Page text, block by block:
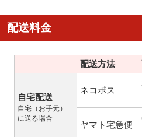
配送料金
配送方法
自宅配送
自宅（お手元）
に送る場合
ネコポス
ヤマト宅急便